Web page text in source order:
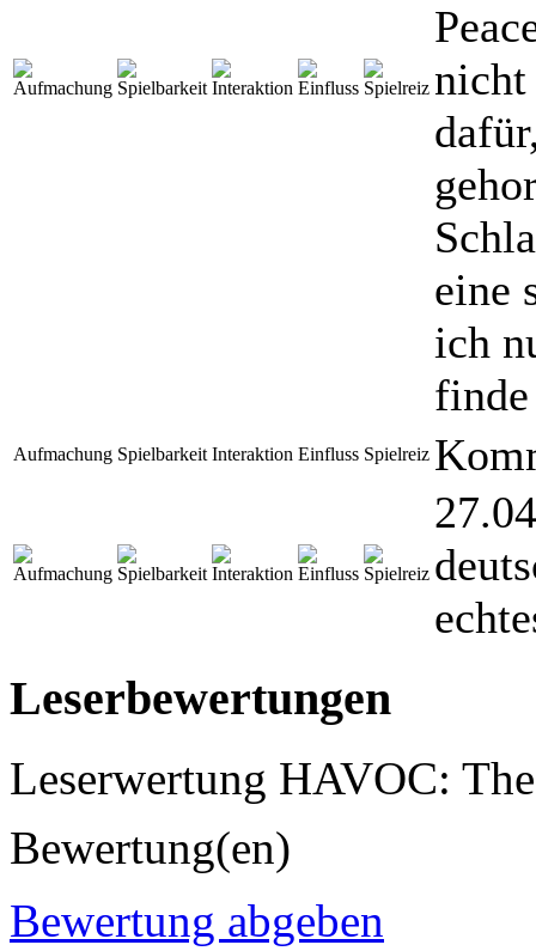
nicht
eine
ich
Aufmachung Spielbarkeit Interaktion Einfluss Spielreiz
Leserbewertungen
Leserwertung HAVOC:
Bewertung(en)
Bewertung abgeben